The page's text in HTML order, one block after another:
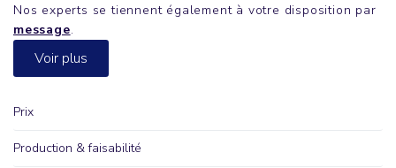
Nos experts se tiennent également à votre disposition par
message.
Voir plus
Prix
Production & faisabilité